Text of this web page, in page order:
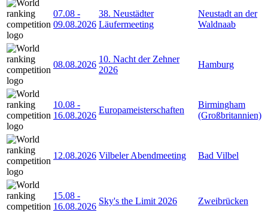
07.08 -
09.08.2026
38. Neustädter
Läufermeeting
Neustadt an der
Waldnaab
08.08.2026
10. Nacht der Zehner
2026
Hamburg
10.08 -
16.08.2026
Europameisterschaften
Birmingham
(Großbritannien)
12.08.2026 Vilbeler Abendmeeting Bad Vilbel
15.08 -
16.08.2026
Sky's the Limit 2026 Zweibrücken